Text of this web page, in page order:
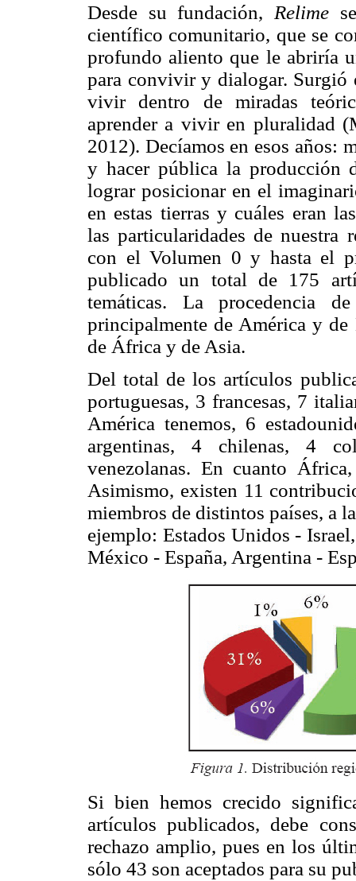
Desde su fundación, Relime
científico comunitario, que se
profundo aliento que le abriría
para convivir y dialogar. Surgió
vivir dentro de miradas
aprender a vivir en pluralidad
2012). Decíamos en esos años:
y hacer pública la producción
lograr posicionar en el
en estas tierras y cuáles eran
las particularidades de nuestra
con el Volumen 0 y hasta el
publicado un total de 175
temáticas. La procedencia
principalmente de América y
de África y de Asia.
Del total de los artículos
portuguesas, 3 francesas, 7
América tenemos, 6
argentinas, 4 chilenas, 4
venezolanas. En cuanto
Asimismo, existen 11
miembros de distintos países, a
ejemplo: Estados Unidos -
México - España, Argentina -
Si bien hemos crecido
artículos publicados, debe
rechazo amplio, pues en los
sólo 43 son aceptados para su